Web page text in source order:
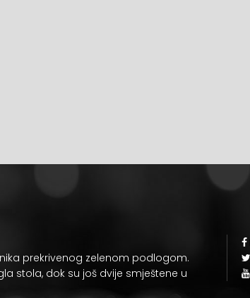
prekrivenog zelenom podlogom.
stola, dok su još dvije smještene u